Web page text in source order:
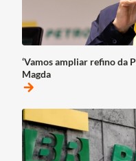
‘Vamos ampliar refino da
Magda
arrow_forward